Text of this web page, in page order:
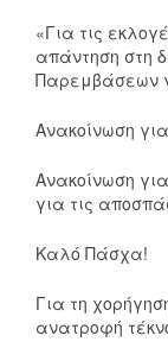
«Για τις
απάντηση στη
Παρεμβάσεων
Ανακοίνωση
Ανακοίνωση
για τις
Καλό Πάσχα!
Για τη
ανατροφή